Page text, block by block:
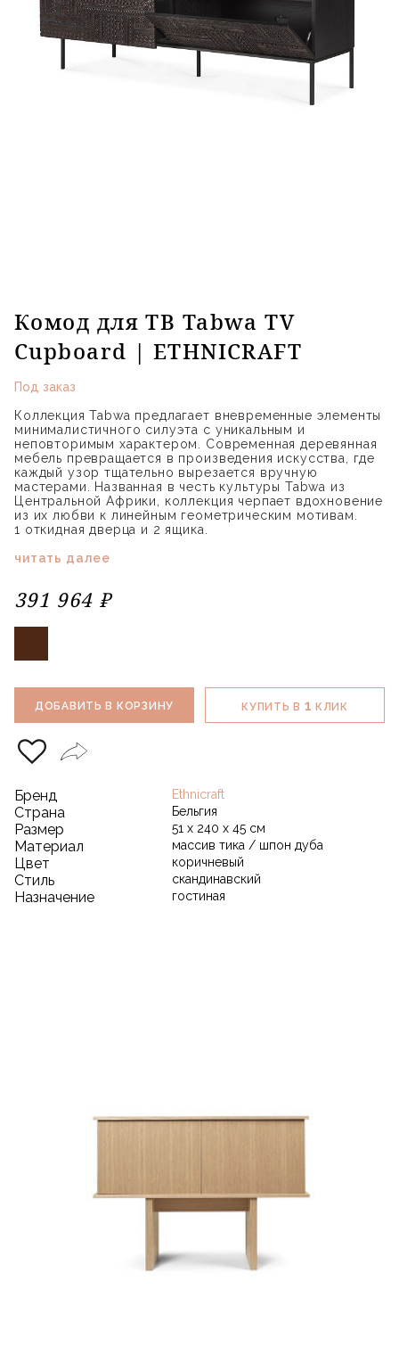
Комод для ТВ Tabwa TV
Cupboard | ETHNICRAFT
Под заказ
Коллекция Tabwa предлагает вневременные элементы
минималистичного силуэта с уникальным и
неповторимым характером. Современная деревянная
мебель превращается в произведения искусства, где
каждый узор тщательно вырезается вручную
мастерами. Названная в честь культуры Tabwa из
Центральной Африки, коллекция черпает вдохновение
из их любви к линейным геометрическим мотивам.
1 откидная дверца и 2 ящика.
читать далее
391 964 ₽
ДОБАВИТЬ В КОРЗИНУ КУПИТЬ В 1 КЛИК
Бренд Ethnicraft
Страна Бельгия
Размер 51 х 240 х 45 см
Материал массив тика / шпон дуба
Цвет коричневый
Стиль скандинавский
Назначение гостиная